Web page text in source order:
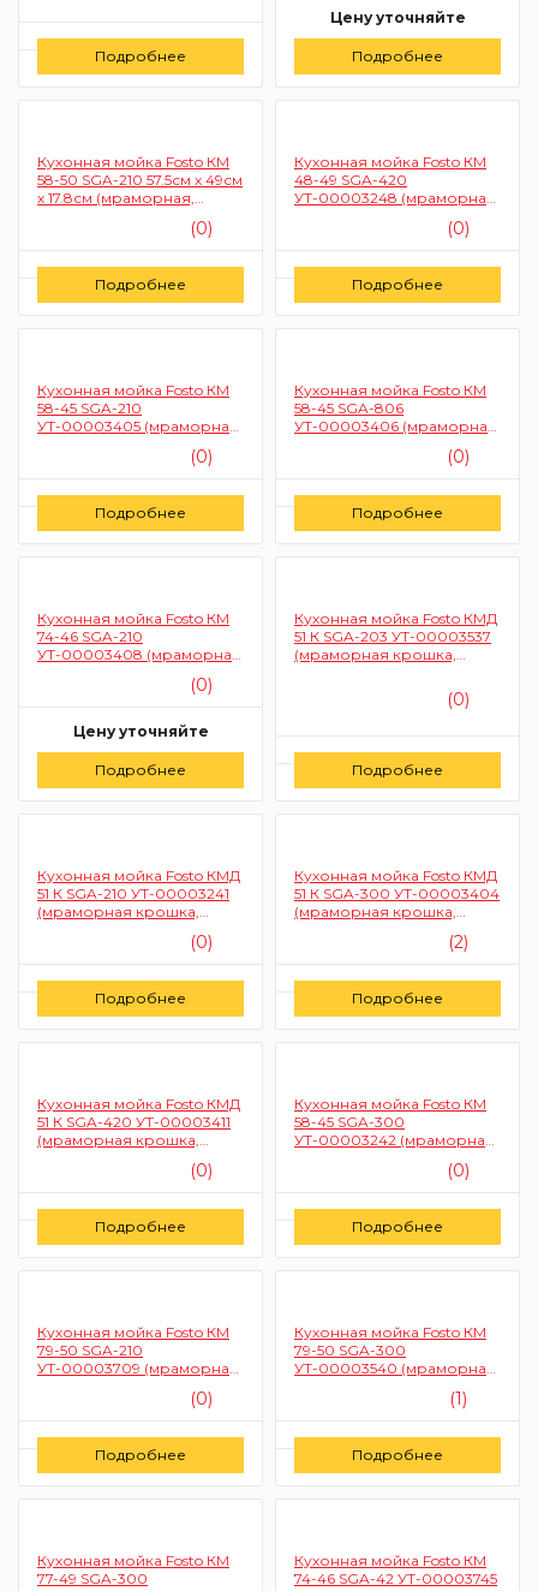
Заказать
Подробнее
Цену уточняйте
Заказать
Подробнее
Кухонная мойка Fosto КМ
58-50 SGA-210 57.5см х 49см
х 17.8см (мраморная,
(0)
Заказать
Подробнее
Кухонная мойка Fosto КМ
48-49 SGA-420
УТ-00003248 (мраморная
(0)
Заказать
Подробнее
Кухонная мойка Fosto КМ
58-45 SGA-210
УТ-00003405 (мраморная
(0)
Заказать
Подробнее
Кухонная мойка Fosto КМ
58-45 SGA-806
УТ-00003406 (мраморная
(0)
Заказать
Подробнее
Кухонная мойка Fosto КМ
74-46 SGA-210
УТ-00003408 (мраморная
(0)
Цену уточняйте
Заказать
Подробнее
Кухонная мойка Fosto КМД
51 К SGA-203 УТ-00003537
(мраморная крошка,
(0)
Заказать
Подробнее
Кухонная мойка Fosto КМД
51 К SGA-210 УТ-00003241
(мраморная крошка,
(0)
Заказать
Подробнее
Кухонная мойка Fosto КМД
51 К SGA-300 УТ-00003404
(мраморная крошка,
(2)
Заказать
Подробнее
Кухонная мойка Fosto КМД
51 К SGA-420 УТ-00003411
(мраморная крошка,
(0)
Заказать
Подробнее
Кухонная мойка Fosto КМ
58-45 SGA-300
УТ-00003242 (мраморная
(0)
Заказать
Подробнее
Кухонная мойка Fosto КМ
79-50 SGA-210
УТ-00003709 (мраморная
(0)
Заказать
Подробнее
Кухонная мойка Fosto КМ
79-50 SGA-300
УТ-00003540 (мраморная
(1)
Заказать
Подробнее
Кухонная мойка Fosto КМ
77-49 SGA-300
Кухонная мойка Fosto КМ
74-46 SGA-42 УТ-00003745